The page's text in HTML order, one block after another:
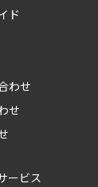
ド
わせ
せ
ービス